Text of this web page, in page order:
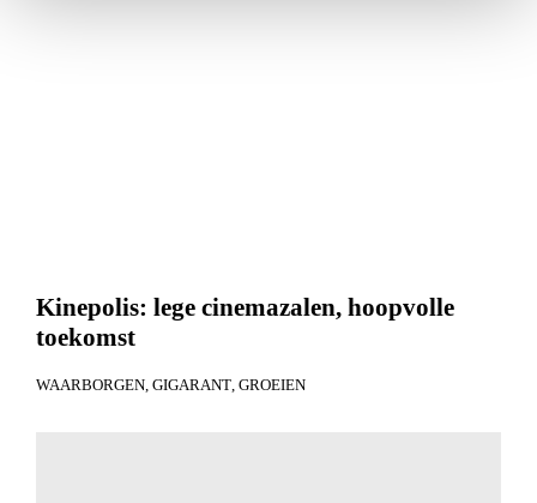
Kinepolis: lege cinemazalen, hoopvolle
toekomst
WAARBORGEN GIGARANT GROEIEN